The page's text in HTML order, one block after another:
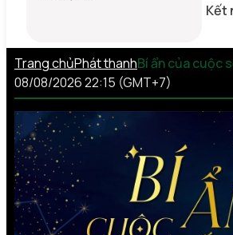
Kết
Trang chủPhát thanhBí ẩn của cuộc
08/08/2026 22:15 (GMT+7)